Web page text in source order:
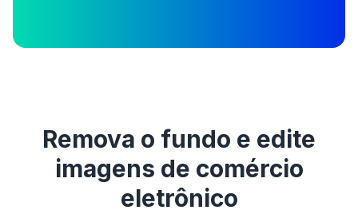
Remova o fundo e edite
imagens de comércio
eletrônico